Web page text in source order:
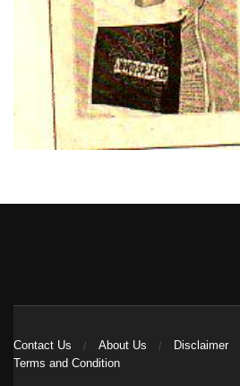
Contact Us About Us Disclaimer
Terms and Condition